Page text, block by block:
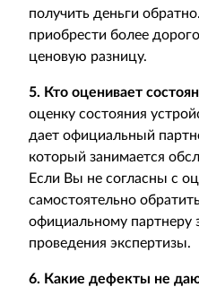
получить деньги
приобрести более
ценовую разницу.
5. Кто оценивает
оценку состояния
дает официальный
который занимается
Если Вы не согласны с
самостоятельно
официальному партнеру
проведения экспертизы.
6. Какие дефекты не